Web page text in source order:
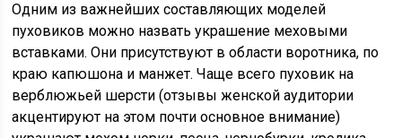
Одним из важнейших составляющих моделей
пуховиков можно назвать украшение меховыми
вставками. Они присутствуют в области воротника, по
краю капюшона и манжет. Чаще всего пуховик на
верблюжьей шерсти (отзывы женской аудитории
акцентируют на этом почти основное внимание)